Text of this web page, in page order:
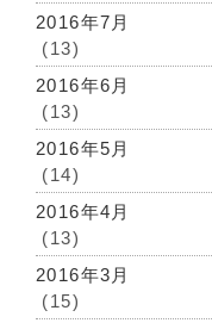
2016年7月
(13)
2016年6月
(13)
2016年5月
(14)
2016年4月
(13)
2016年3月
(15)